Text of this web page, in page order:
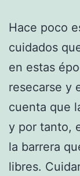
Hace poco
cuidados
en estas
resecarse y
cuenta que
y por tanto,
la barrera
libres.